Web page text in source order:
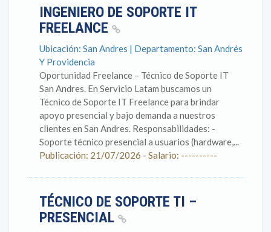
INGENIERO DE SOPORTE IT
FREELANCE
Ubicación: San Andres | Departamento: San Andrés
Y Providencia
Oportunidad Freelance – Técnico de Soporte IT
San Andres. En Servicio Latam buscamos un
Técnico de Soporte IT Freelance para brindar
apoyo presencial y bajo demanda a nuestros
clientes en San Andres. Responsabilidades: -
Soporte técnico presencial a usuarios (hardware,...
Publicación: 21/07/2026 - Salario: ----------
TÉCNICO DE SOPORTE TI –
PRESENCIAL